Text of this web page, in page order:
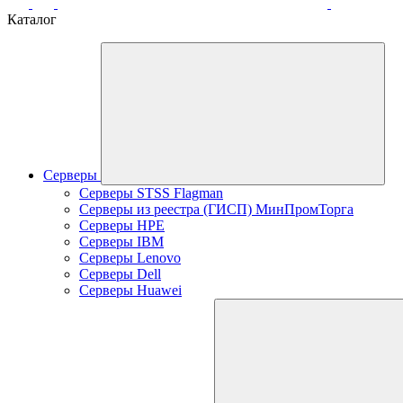
Каталог
Серверы
Серверы STSS Flagman
Серверы из реестра (ГИСП) МинПромТорга
Серверы HPE
Серверы IBM
Серверы Lenovo
Серверы Dell
Серверы Huawei